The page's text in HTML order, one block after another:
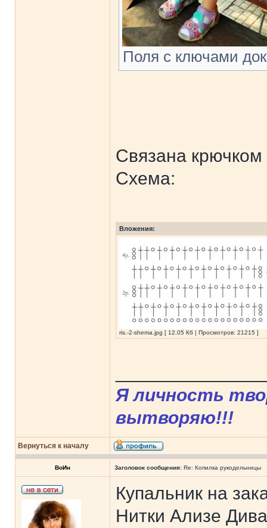
Поля с ключами
Связана
Схема:
Вложения:
ris.-2-shema.jpg [ 12.05 Кб | Просмотров: 21215 ]
Я личность
вытворяю!!!
Вернуться к началу
ВоИн Заголовок сообщения: Re: Копилка рукодельницы
Купальник на
Нитки Ализе